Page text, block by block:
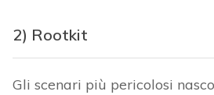
2) Rootkit
Gli scenari più pericolosi